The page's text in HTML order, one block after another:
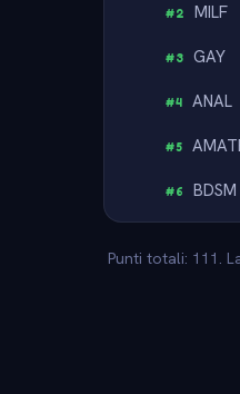
#2 MILF
#3 GAY
#4 ANAL
#5
#6 BDSM
Punti totali: 111.